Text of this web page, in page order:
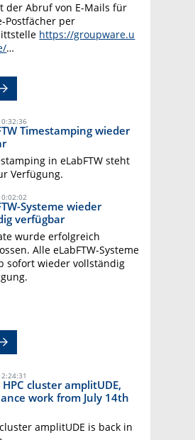
der Abruf von E-Mails für
Postfächer per
https://groupware.u
…
Timestamping wieder
in eLabFTW steht
Verfügung.
Systeme wieder
verfügbar
wurde erfolgreich
Alle eLabFTW-Systeme
sofort wieder vollständig
cluster amplitUDE,
work from July 14th
amplitUDE is back in